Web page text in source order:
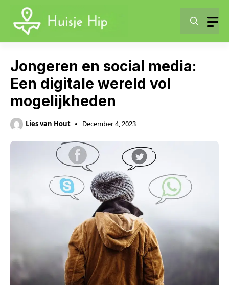
content
Jongeren en social media:
Een digitale wereld vol
mogelijkheden
Lies van Hout December 4, 2023